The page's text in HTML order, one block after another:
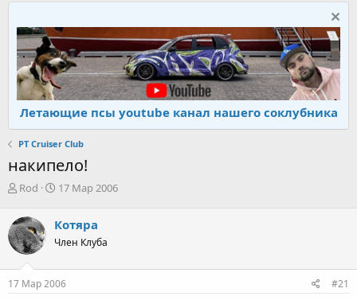
Летающие псы youtube канал нашего соклубника
PT Cruiser Club
накипело!
А
т
о
р
т
е
м
Rod
Д
а
н
ч
а
17 Мар 2006
Котяра
Член Клуба
17 Мар 2006 #21